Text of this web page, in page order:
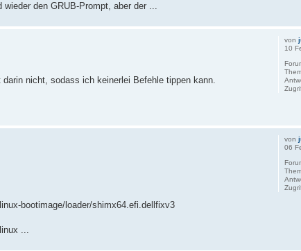
den GRUB-Prompt, aber der ...
von
10
nicht, sodass ich keinerlei Befehle tippen kann.
von
06
bootimage/loader/shimx64.efi.dellfixv3
...